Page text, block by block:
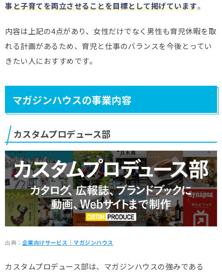
事と子育てを両立させることを目標として掲げています。
内容は上記の4点があり、女性だけでなく男性も育児休暇を取
れる計画があるため、育児と仕事のバランスを今後とってい
きたい人におすすめです。
マガジンハウスの事業内容
カスタムプロデュース部
出典： 企業向けサービス｜マガジンハウス
カスタムプロデュース部は、マガジンハウスの強みである